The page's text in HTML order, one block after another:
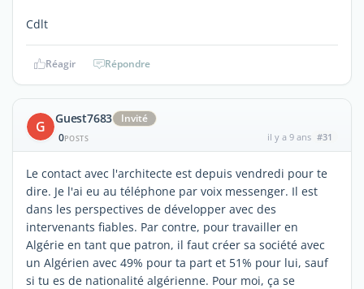
Cdlt
Réagir Répondre
G Guest7683
Invité
0POSTS il y a 9 ans #31
Le contact avec l'architecte est depuis vendredi pour te
dire. Je l'ai eu au téléphone par voix messenger. Il est
dans les perspectives de développer avec des
intervenants fiables. Par contre, pour travailler en
Algérie en tant que patron, il faut créer sa société avec
un Algérien avec 49% pour ta part et 51% pour lui, sauf
si tu es de nationalité algérienne. Pour moi, ça se